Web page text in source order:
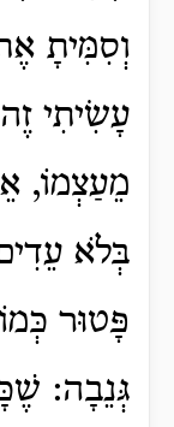
וְסִמִּיתָ
עָשִׂיתִי
מֵעַצְמוֹ,
בְּלֹא
פָּטוּר
גְּנֵבָה: